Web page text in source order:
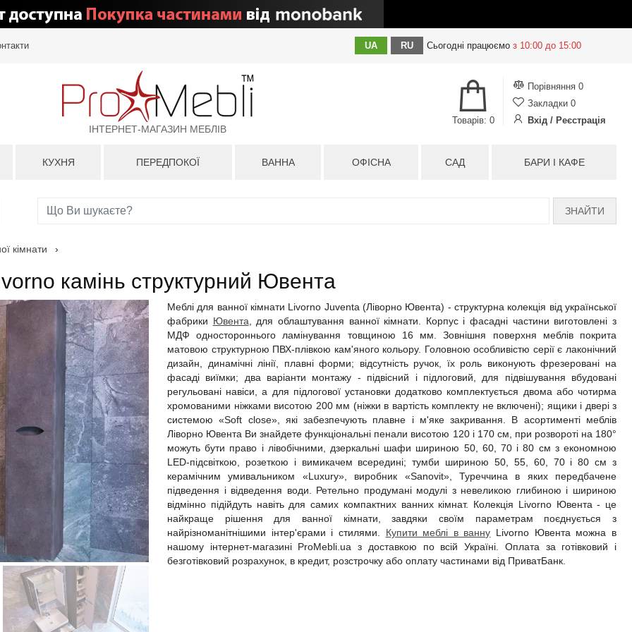
UA RU Сьогодні працюємо з 10:00 до 15:00
ІНТЕРНЕТ-МАГАЗИН МЕБЛІВ
Порівняння 0
Закладки 0
Вхід / Реєстрація
Товарів: 0
КУХНЯ ПЕРЕДПОКОЇ ВАННА ОФІСНА САД БАРИ І КАФЕ
ЗНАЙТИ
кімнати ›
камінь структурний Ювента
Меблі для ванної кімнати Livorno Juventa (Ліворно Ювента) - структурна колекція від української
фабрики Ювента , для облаштування ванної кімнати. Корпус і фасадні частини виготовлені з
МДФ одностороннього ламінування товщиною 16 мм. Зовнішня поверхня меблів покрита
матовою структурною ПВХ-плівкою кам'яного кольору. Головною особливістю серії є лаконічний
дизайн, динамічні лінії, плавні форми; відсутність ручок, їх роль виконують фрезеровані на
фасаді виїмки; два варіанти монтажу - підвісний і підлоговий, для підвішування вбудовані
регульовані навіси, а для підлогової установки додатково комплектується двома або чотирма
хромованими ніжками висотою 200 мм (ніжки в вартість комплекту не включені); ящики і двері з
системою «Soft close», які забезпечують плавне і м'яке закривання. В асортименті меблів
Ліворно Ювента Ви знайдете функціональні пенали висотою 120 і 170 см, при розвороті на 180°
можуть бути право і лівобічними, дзеркальні шафи шириною 50, 60, 70 і 80 см з економною
LED-підсвіткою, розеткою і вимикачем всередині; тумби шириною 50, 55, 60, 70 і 80 см з
керамічним умивальником «Luxury», виробник «Sanovit», Туреччина в яких передбачене
підведення і відведення води. Ретельно продумані модулі з невеликою глибиною і шириною
відмінно підійдуть навіть для самих компактних ванних кімнат. Колекція Livorno Ювента - це
найкраще рішення для ванної кімнати, завдяки своїм параметрам поєднується з
найрізноманітнішими інтер'єрами і стилями. Купити меблі в ванну Livorno Ювента можна в
нашому інтернет-магазині ProMebli.ua з доставкою по всій Україні. Оплата за готівковий і
безготівковий розрахунок, в кредит, розстрочку або оплату частинами від ПриватБанк.